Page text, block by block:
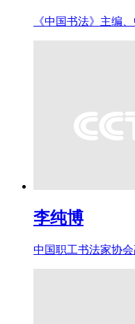
《中国书法》主编
李纯博
中国职工书法家协